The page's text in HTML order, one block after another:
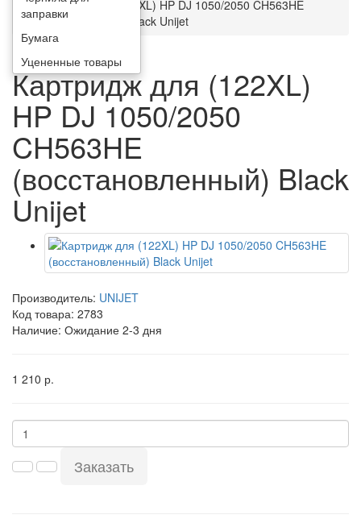
заправки
Бумага
Уцененные товары
Картридж для (122XL) HP DJ 1050/2050 CH563HE
(восстановленный) Black Unijet
Картридж для (122XL)
HP DJ 1050/2050
CH563HE
(восстановленный) Black
Unijet
Производитель: UNIJET
Код товара: 2783
Наличие: Ожидание 2-3 дня
1 210 р.
Заказать